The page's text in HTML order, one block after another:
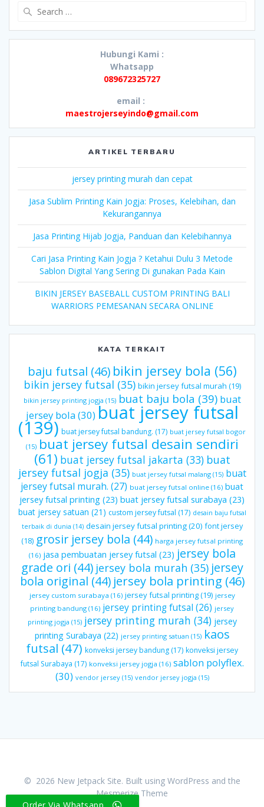
Hubungi Kami :
Whatsapp
089672325727
email :
maestrojerseyindo@gmail.com
ARTIKEL TERBARU
jersey printing murah dan cepat
Jasa Sublim Printing Kain Jogja: Proses, Kelebihan, dan
Kekurangannya
Jasa Printing Hijab Jogja, Panduan dan Kelebihannya
Cari Jasa Printing Kain Jogja ? Ketahui Dulu 3 Metode
Sablon Digital Yang Sering Di gunakan Pada Kain
BIKIN JERSEY BASEBALL CUSTOM PRINTING BALI
WARRIORS PEMESANAN SECARA ONLINE
KATA TERKAIT
baju futsal (46) bikin jersey bola (56)
bikin jersey futsal (35) bikin jersey futsal murah (19)
bikin jersey printing jogja (15) buat baju bola (39) buat
jersey bola(30)buat jersey futsal
(139) buat jersey futsal bandung. (17) buat jersey futsal bogor
(15) buat jersey futsal desain sendiri
(61) buat jersey futsal jakarta (33) buat
jersey futsal jogja (35) buat jersey futsal malang(15) buat
jersey futsal murah. (27) buat jersey futsal online(16) buat
jersey futsal printing (23) buat jersey futsal surabaya (23)
buat jersey satuan (21) custom jersey futsal (17) desain baju futsal
terbaik di dunia (14) desain jersey futsal printing(20) font jersey
(18) grosir jersey bola (44) harga jersey futsal printing
(16) jasa pembuatan jersey futsal (23) jersey bola
grade ori (44) jersey bola murah (35) jersey
bola original (44) jersey bola printing (46)
jersey custom surabaya (16) jersey futsal printing(19) jersey
printing bandung (16) jersey printing futsal (26) jersey
printing jogja (15) jersey printing murah (34) jersey
printing Surabaya (22) jersey printing satuan (15) kaos
futsal (47) konveksi jersey bandung (17) konveksi jersey
futsal Surabaya (17) konveksi jersey jogja (16) sablon polyflex.
(30) vendor jersey(15) vendor jersey jogja (15)
© 2026 New Jetpack Site. Built using WordPress and the
Mesmerize Theme